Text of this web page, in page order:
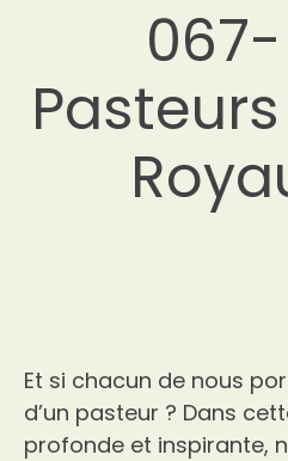
Et si chacun de nous
d’un pasteur ? Dans
profonde et inspirante,